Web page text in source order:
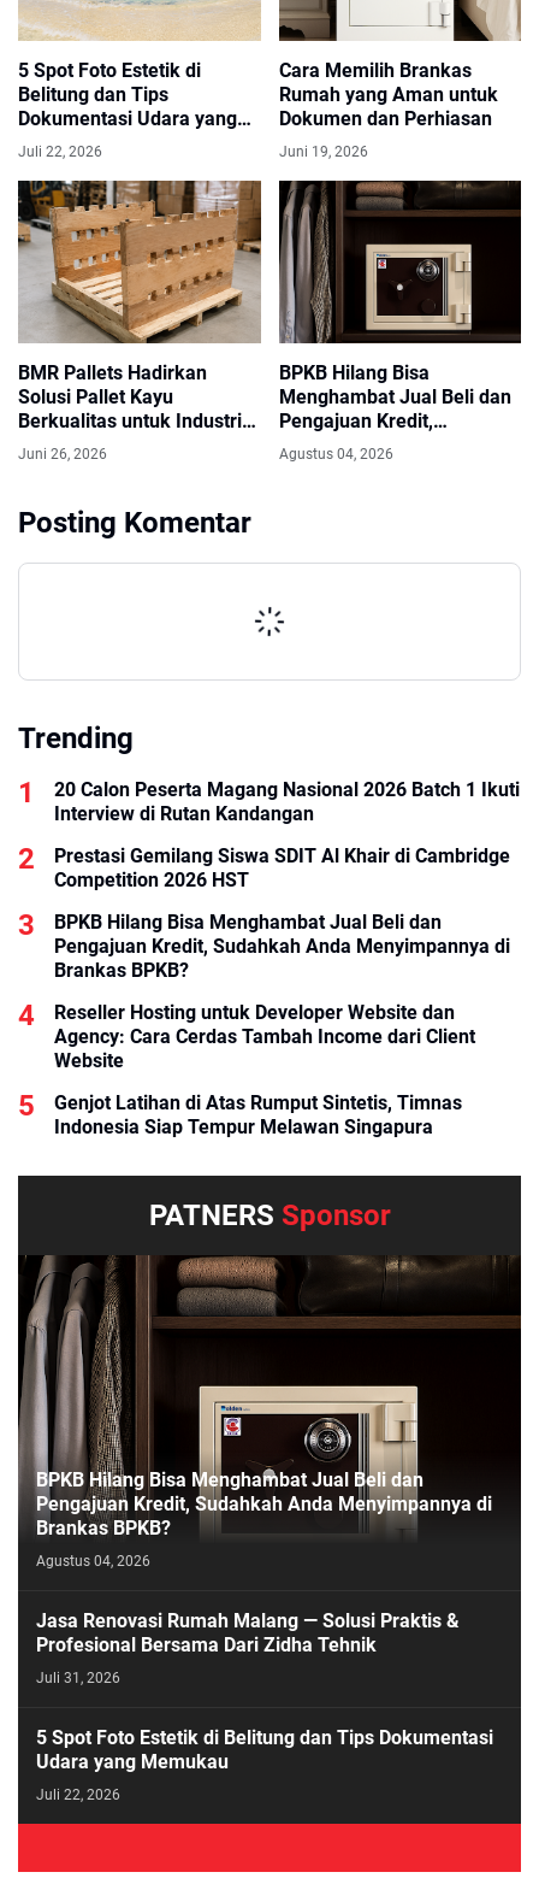
5 Spot Foto Estetik di
Belitung dan Tips
Dokumentasi Udara yang
Memukau
Juli 22, 2026
Cara Memilih Brankas
Rumah yang Aman untuk
Dokumen dan Perhiasan
Juni 19, 2026
BMR Pallets Hadirkan
Solusi Pallet Kayu
Berkualitas untuk Industri
dan Ekspor
Juni 26, 2026
BPKB Hilang Bisa
Menghambat Jual Beli dan
Pengajuan Kredit,
Sudahkah Anda
Menyimpannya di Brankas
Agustus 04, 2026
Posting Komentar
Trending
20 Calon Peserta Magang Nasional 2026 Batch 1 Ikuti
Interview di Rutan Kandangan
Prestasi Gemilang Siswa SDIT Al Khair di Cambridge
Competition 2026 HST
BPKB Hilang Bisa Menghambat Jual Beli dan
Pengajuan Kredit, Sudahkah Anda Menyimpannya di
Brankas BPKB?
Reseller Hosting untuk Developer Website dan
Agency: Cara Cerdas Tambah Income dari Client
Website
Genjot Latihan di Atas Rumput Sintetis, Timnas
Indonesia Siap Tempur Melawan Singapura
PATNERS Sponsor
BPKB Hilang Bisa Menghambat Jual Beli dan
Pengajuan Kredit, Sudahkah Anda Menyimpannya di
Brankas BPKB?
Agustus 04, 2026
Jasa Renovasi Rumah Malang — Solusi Praktis &
Profesional Bersama Dari Zidha Tehnik
Juli 31, 2026
5 Spot Foto Estetik di Belitung dan Tips Dokumentasi
Udara yang Memukau
Juli 22, 2026